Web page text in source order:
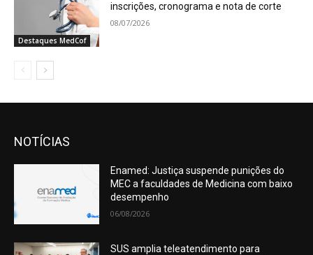
Destaques MedCof
inscrições, cronograma e nota de corte
08/07/2026
NOTÍCIAS
Enamed: Justiça suspende punições do
MEC a faculdades de Medicina com baixo
desempenho
06/08/2026
SUS amplia teleatendimento para